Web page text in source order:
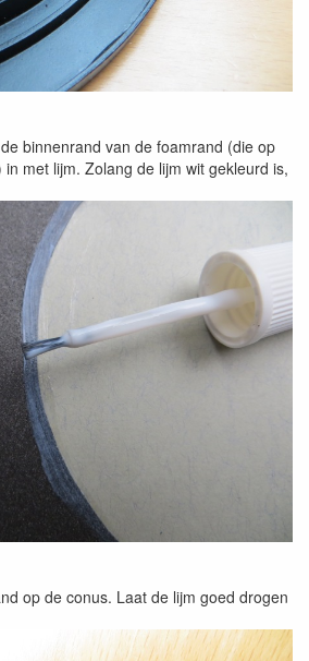
binnenrand van de foamrand (die op
met lijm. Zolang de lijm wit gekleurd is,
op de conus. Laat de lijm goed drogen